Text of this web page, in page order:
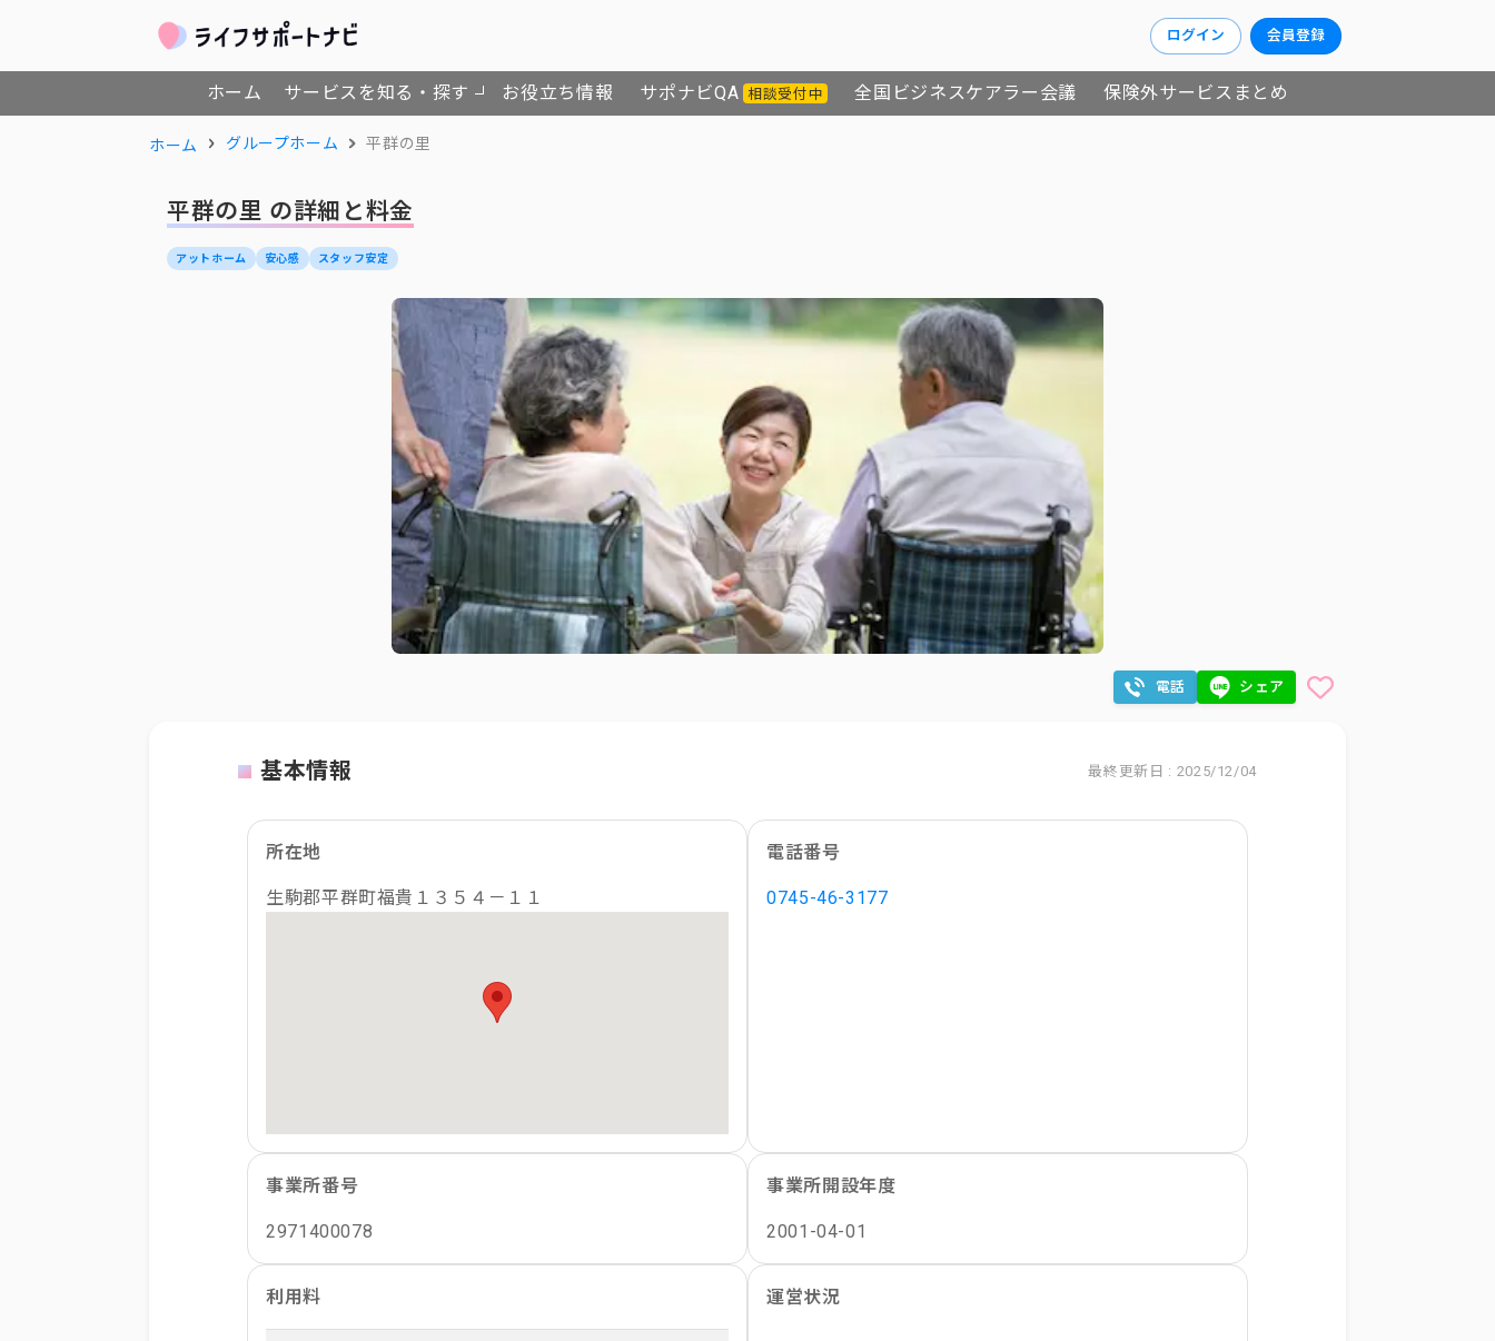
ログイン 会員登録
ホーム サービスを知る・探す お役立ち情報 サポナビQA 相談受付中 全国ビジネスケアラー会議 保険外サービスまとめ
ホーム グループホーム 平群の里
平群の里 の詳細と料金
アットホーム 安心感 スタッフ安定
電話 シェア
基本情報 最終更新日 : 2025/12/04
所在地
生駒郡平群町福貴１３５４－１１
電話番号
0745-46-3177
事業所番号
2971400078
事業所開設年度
2001-04-01
利用料 運営状況